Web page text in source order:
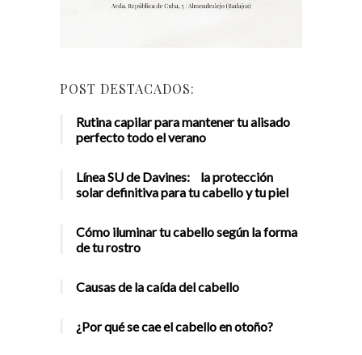
POST DESTACADOS:
Rutina capilar para mantener tu alisado
perfecto todo el verano
Línea SU de Davines: la protección
solar definitiva para tu cabello y tu piel
Cómo iluminar tu cabello según la forma
de tu rostro
Causas de la caída del cabello
¿Por qué se cae el cabello en otoño?